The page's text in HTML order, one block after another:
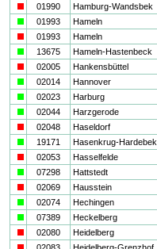
01990 Hamburg-Wandsbek
01993 Hameln
01993 Hameln
13675 Hameln-Hastenbeck
02005 Hankensbüttel
02014 Hannover
02023 Harburg
02044 Harzgerode
02048 Haseldorf
19171 Hasenkrug-Hardebek
02053 Hasselfelde
07298 Hattstedt
02069 Hausstein
02074 Hechingen
07389 Heckelberg
02080 Heidelberg
02083 Heidelberg-Grenzhof